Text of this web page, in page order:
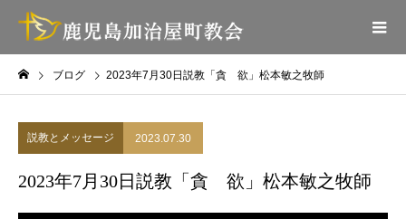
ブログ 2023年7月30日説教「貪 欲」松本敏之牧師
説教とメッセージ 2023.07.30
2023年7月30日説教「貪 欲」松本敏之牧師